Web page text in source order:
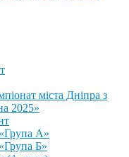
міста Дніпра з
2025»
А»
Б»